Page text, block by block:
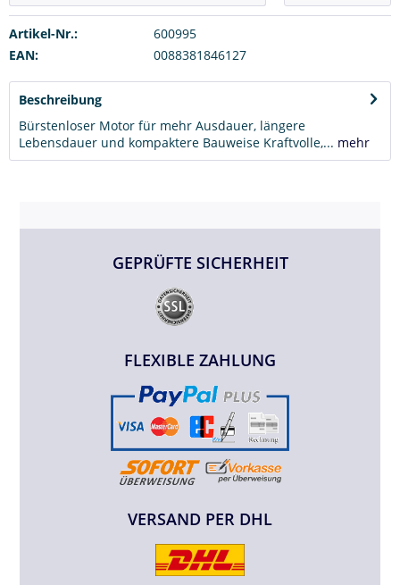
Artikel-Nr.:
600995
EAN:
0088381846127
Beschreibung
Bürstenloser Motor für mehr Ausdauer, längere
Lebensdauer und kompaktere Bauweise Kraftvolle,... mehr
GEPRÜFTE SICHERHEIT
FLEXIBLE ZAHLUNG
VERSAND PER DHL